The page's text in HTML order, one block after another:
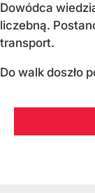
Dowódca
liczebną.
transport.
Do walk doszło